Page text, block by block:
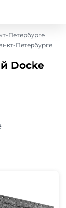
Петербурге
Петербурге
Docke